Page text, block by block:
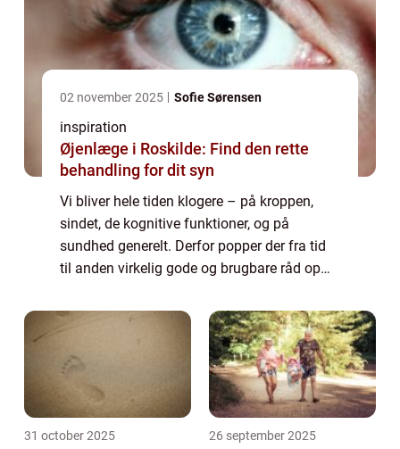
02 november 2025 Sofie Sørensen
inspiration
Øjenlæge i Roskilde: Find den rette
behandling for dit syn
Vi bliver hele tiden klogere – på kroppen,
sindet, de kognitive funktioner, og på
sundhed generelt. Derfor popper der fra tid
til anden virkelig gode og brugbare råd op
de en ten...
31 october 2025 26 september 2025